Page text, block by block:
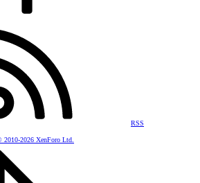
RSS
2010-2026 XenForo Ltd.